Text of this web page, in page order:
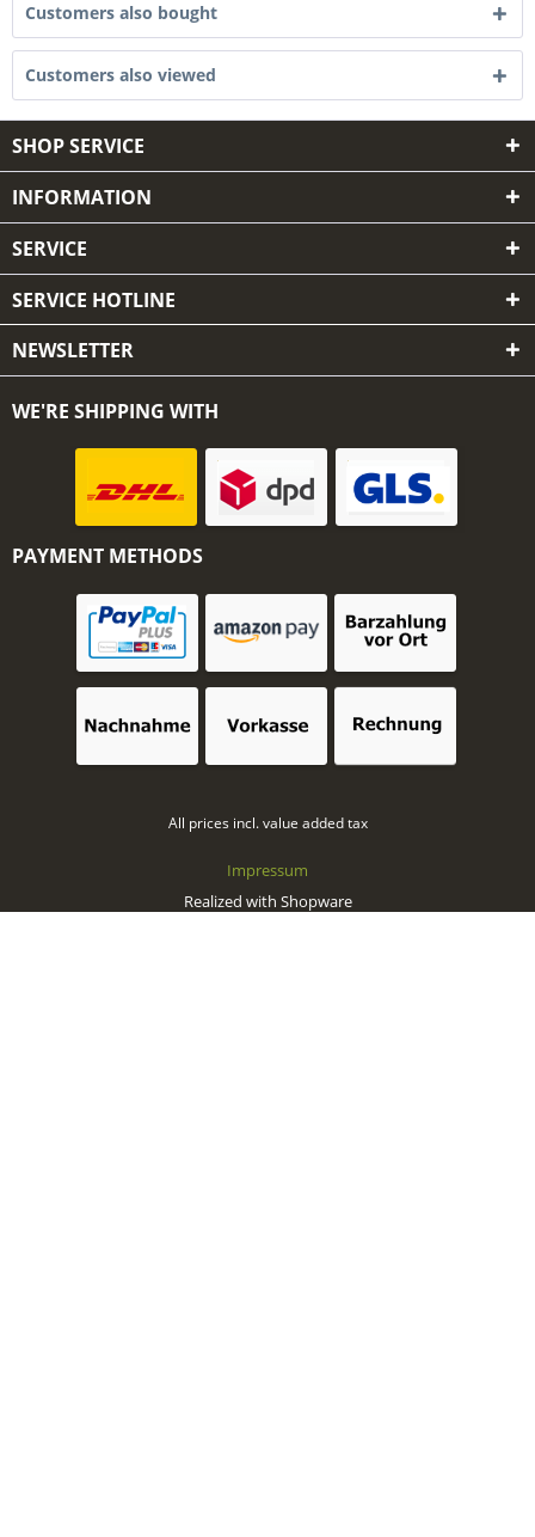
Customers also bought
Customers also viewed
SHOP SERVICE
INFORMATION
SERVICE
SERVICE HOTLINE
NEWSLETTER
WE'RE SHIPPING WITH
PAYMENT METHODS
All prices incl. value added tax
Impressum
Realized with Shopware